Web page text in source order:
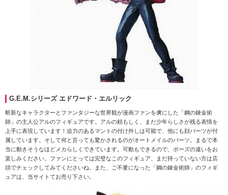
G.E.M.シリーズ エドワード・エルリック
斬新なキャラクターとファンタジーな世界観が漫画ファンを虜にした「鋼の錬金術
師」の主人公アルのフィギュアです。アルの頼もしく、まだ少年らしさが残る表情を
上手に表現しています！迫力のあるマントの付け外しは可能で、他にも顔パーツが付
属しています。そして何と言っても驚かされるのがオートメイルのパーツ。まるで本
当に動きそうなほどメカらしくできています。可動もできるので、ポーズの違いをお
楽しみください。ファンにとっては完璧なこのフィギュア、まだ持っていない方は店
頭でチェックしてみてくださいね。また、ご不要になった「鋼の錬金術師」のフィギ
ュアは、当サイトてお売り下さい。